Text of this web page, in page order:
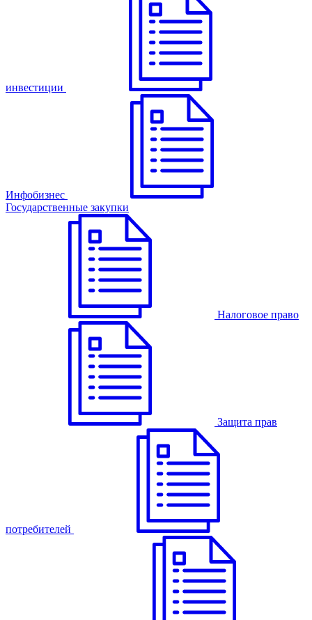
инвестиции
Инфобизнес
Государственные закупки
Налоговое право
Защита прав
потребителей